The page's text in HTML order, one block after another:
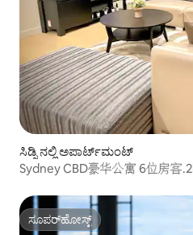
ಸಿಡ್ನಿ ನಲ್ಲಿ ಅಪಾರ್ಟ್‌ಮಂಟ್
Sydney CBD豪华公寓 6位房客
ಸೂಪರ್‌ಹೋಸ್ಟ್
ಸೂಪರ್‌ಹೋಸ್ಟ್